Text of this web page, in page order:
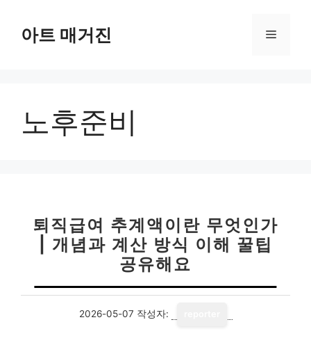
아트 매거진 메
노후준비
퇴직급여 추계액이란 무엇인가
| 개념과 계산 방식 이해 꿀팁
공유해요
2026-05-07 작성자: